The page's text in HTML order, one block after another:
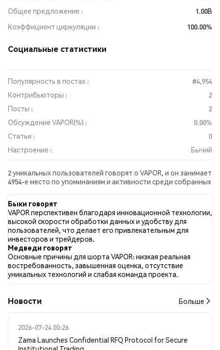
Общее предложение
1.00B
Коэффициент циркуляции
100.00%
Социальные статистики
Популярность в постах :
#4,954
Контрибьюторы :
2
Посты :
2
Обсуждение VAPOR(%) :
0.00%
Статьи :
0
Настроение :
Бычий
2 уникальных пользователей говорят о VAPOR, и он занимает
4954-е место по упоминаниям и активности среди собранных
VAPOR во всех социальных сетях было Бычий. Всего было
опубликовано 0 новостных статей о VAPOR. В Twitter 50.00%
твитов имели бычий настрой по сравнению с 50.00% твитов с
медвежьим настроем по VAPOR. 0.00% твитов были
нейтральными по отношению к VAPOR. Эти данные основаны
на 2 твитах.
Быки говорят
VAPOR перспективен благодаря инновационной технологии,
высокой скорости обработки данных и удобству для
пользователей, что делает его привлекательным для
инвесторов и трейдеров.
Медведи говорят
Основные причины для шорта VAPOR: низкая реальная
востребованность, завышенная оценка, отсутствие
уникальных технологий и слабая команда проекта.
Новости Больше
2026-07-24 00:26
Zama Launches Confidential RFQ Protocol for Secure